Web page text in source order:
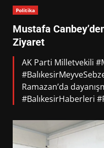
Politika
Mustafa
Ziyaret
AK Parti Milletvekili
Ramazan’da
#BalıkesirHaberleri